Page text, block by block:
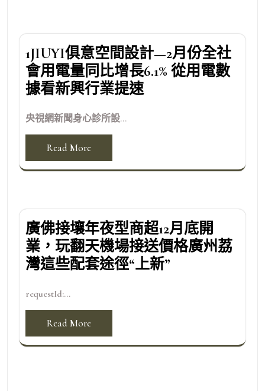
1JIUYI俱意空間設計—2月份全社
會用電量同比增長6.1% 從用電數
據看新興行業提速
央視網新聞身心診所設...
Read More
廣佛接壤年夜型商超12月底開
業，玩翻天機場接送價格廣州荔
灣這些配套途徑“上新”
requestId:...
Read More